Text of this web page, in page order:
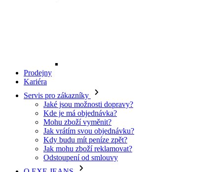
Mohu zboží vyměnit?
Jak vrátím svou objednávku?
Kdy budu mít peníze zpět?
Jak mohu zboží reklamovat?
Odstoupení od smlouvy
O EXE JEANS
O nás
Kontakt
Prodejny
Ochrana osobních údajů
Všeobecné obchodní podmínky
Kariéra